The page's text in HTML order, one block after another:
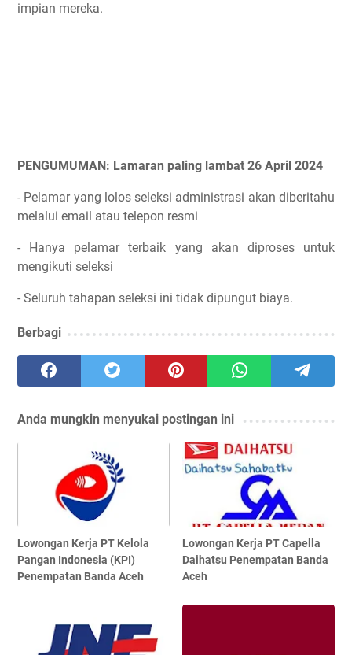
impian mereka.
PENGUMUMAN: Lamaran paling lambat 26 April 2024
- Pelamar yang lolos seleksi administrasi akan diberitahu
melalui email atau telepon resmi
- Hanya pelamar terbaik yang akan diproses untuk
mengikuti seleksi
- Seluruh tahapan seleksi ini tidak dipungut biaya.
Berbagi
Anda mungkin menyukai postingan ini
Lowongan Kerja PT Kelola
Pangan Indonesia (KPI)
Penempatan Banda Aceh
Lowongan Kerja PT Capella
Daihatsu Penempatan Banda
Aceh